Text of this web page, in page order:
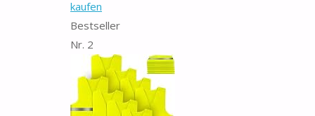
kaufen
Bestseller
Nr. 2